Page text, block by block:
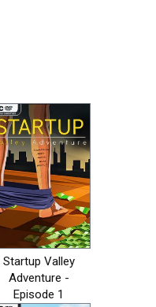
Startup Valley
Adventure -
Episode 1